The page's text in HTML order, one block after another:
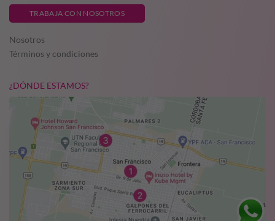
TRABAJA CON NOSOTROS
Nosotros
Términos y condiciones
¿DÓNDE ESTAMOS?